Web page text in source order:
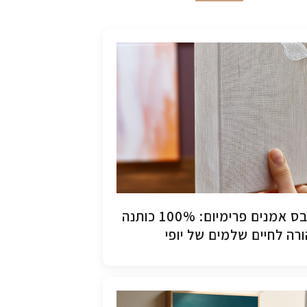
קנבס אמנים פרימיום: 100% כותנה
לחיים שלמים של יופי